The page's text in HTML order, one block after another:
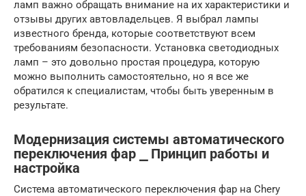
ламп важно обращать внимание на их характеристики и
отзывы других автовладельцев. Я выбрал лампы
известного бренда, которые соответствуют всем
требованиям безопасности. Установка светодиодных
ламп – это довольно простая процедура, которую
можно выполнить самостоятельно, но я все же
обратился к специалистам, чтобы быть уверенным в
результате.
Модернизация системы автоматического
переключения фар ⎯ Принцип работы и
настройка
Система автоматического переключения фар на Chery